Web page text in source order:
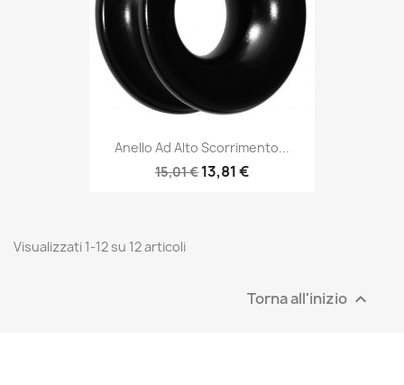
Anello Ad Alto Scorrimento...
15,01 € 13,81 €
Visualizzati 1-12 su 12 articoli
Torna all'inizio 